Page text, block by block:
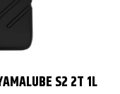
S2 2T 1L